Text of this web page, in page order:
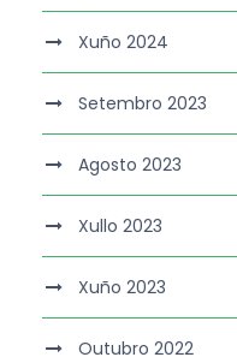
Xuño 2024
Setembro 2023
Agosto 2023
Xullo 2023
Xuño 2023
Outubro 2022